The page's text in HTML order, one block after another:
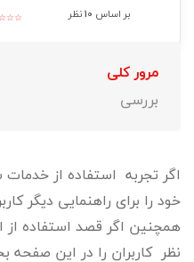
بر اساس 10نظر
مرور کلی
بررسی
اگر تجربه استفاده از
خود را برای راهنمایی دیگر
همچنین اگر قصد استفاده از
نظر کاربران را در این صفحه